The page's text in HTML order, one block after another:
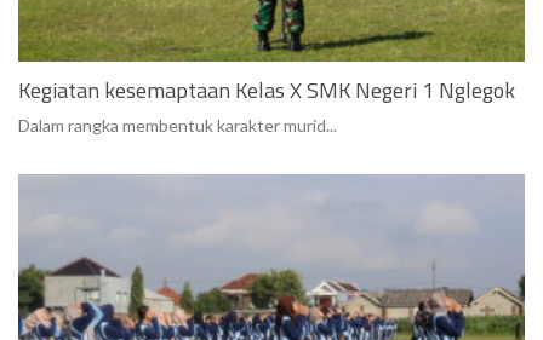
Kegiatan kesemaptaan Kelas X SMK Negeri 1 Nglegok
Dalam rangka membentuk karakter murid...